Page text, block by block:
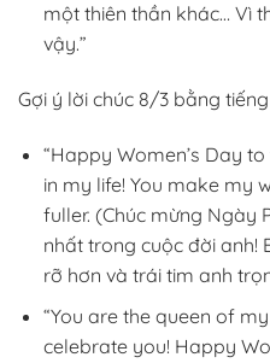
một thiên thần khác… Vì
vậy.”
Gợi ý lời chúc 8/3 bằng tiếng
“Happy Women’s Day
in my life! You make my
fuller. (Chúc mừng Ngày
nhất trong cuộc đời anh!
rỡ hơn và trái tim anh
“You are the queen of
celebrate you! Happy